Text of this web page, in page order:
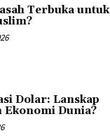
Terbuka untuk
Dolar: Lanskap
Ekonomi Dunia?